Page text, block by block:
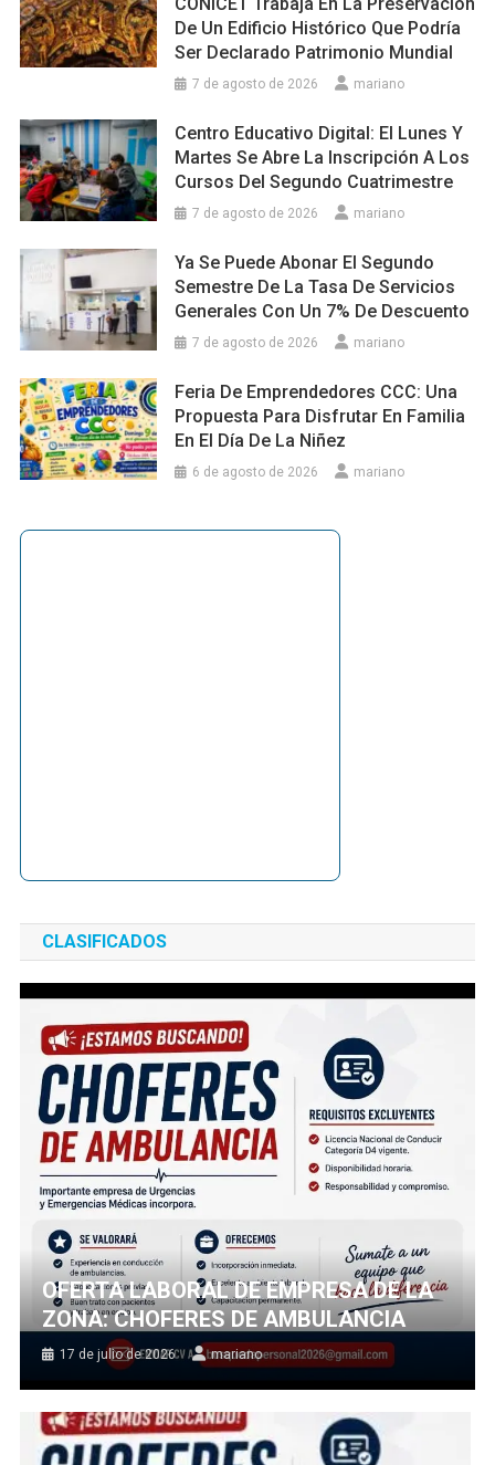
De Un Edificio Histórico Que Podría
Ser Declarado Patrimonio Mundial
7 de agosto de 2026 mariano
Centro Educativo Digital: El Lunes Y
Martes Se Abre La Inscripción A Los
Cursos Del Segundo Cuatrimestre
7 de agosto de 2026 mariano
Ya Se Puede Abonar El Segundo
Semestre De La Tasa De Servicios
Generales Con Un 7% De Descuento
7 de agosto de 2026 mariano
Feria De Emprendedores CCC: Una
Propuesta Para Disfrutar En Familia
En El Día De La Niñez
6 de agosto de 2026 mariano
CLASIFICADOS
OFERTA LABORAL DE EMPRESA DE LA
ZONA: CHOFERES DE AMBULANCIA
17 de julio de 2026 mariano